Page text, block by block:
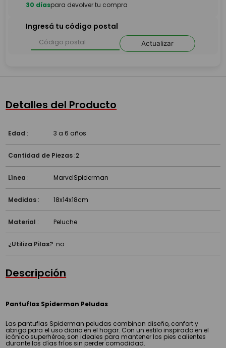
30 díaspara devolver tu compra
Ingresá tu código postal
Actualizar
Detalles del Producto
Edad : 3 a 6 años
Cantidad de Piezas :2
Línea : MarvelSpiderman
Medidas : 18x14x18cm
Material : Peluche
¿Utiliza Pilas? :no
Descripción
Pantuflas Spiderman Peludas
Las pantuflas Spiderman peludas combinan diseño, confort y
abrigo para el uso diario en el hogar. Con un estilo inspirado en el
icónico superhéroe, son ideales para mantener los pies calientes
durante los días fríos sin perder comodidad.